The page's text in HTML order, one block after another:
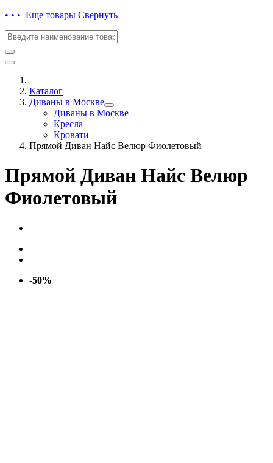
• • • Еще товары Свернуть
Каталог
Диваны в Москве
Диваны в Москве
Кресла
Кровати
Прямой Диван Найс Велюр Фиолетовый
Прямой Диван Найс Велюр
Фиолетовый
-50%